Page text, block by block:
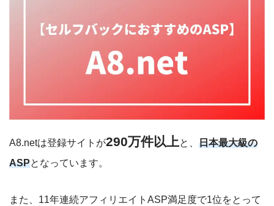
A8.netは登録サイトが290万件以上と、 日本最大級の
ASPとなっています。
また、11年連続アフィリエイトASP満足度で1位をとって